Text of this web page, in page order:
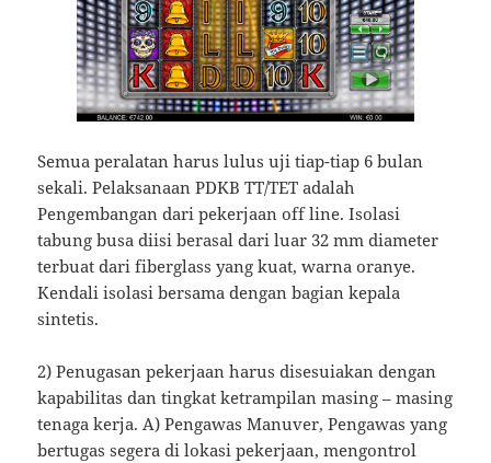
Semua peralatan harus lulus uji tiap-tiap 6 bulan
sekali. Pelaksanaan PDKB TT/TET adalah
Pengembangan dari pekerjaan off line. Isolasi
tabung busa diisi berasal dari luar 32 mm diameter
terbuat dari fiberglass yang kuat, warna oranye.
Kendali isolasi bersama dengan bagian kepala
sintetis.
2) Penugasan pekerjaan harus disesuiakan dengan
kapabilitas dan tingkat ketrampilan masing – masing
tenaga kerja. A) Pengawas Manuver, Pengawas yang
bertugas segera di lokasi pekerjaan, mengontrol